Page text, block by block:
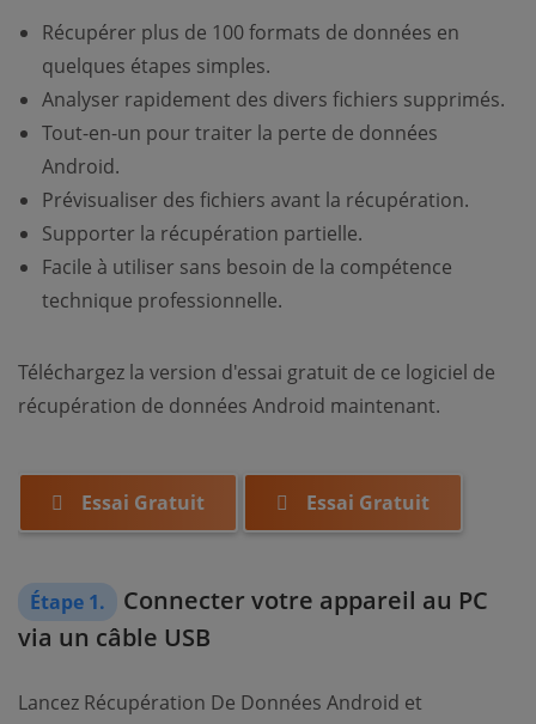
Récupérer plus de 100 formats de données en
quelques étapes simples.
Analyser rapidement des divers fichiers supprimés.
Tout-en-un pour traiter la perte de données
Android.
Prévisualiser des fichiers avant la récupération.
Supporter la récupération partielle.
Facile à utiliser sans besoin de la compétence
technique professionnelle.
Téléchargez la version d'essai gratuit de ce logiciel de
récupération de données Android maintenant.
Essai Gratuit Essai Gratuit
Étape 1.
Connecter votre appareil au PC
via un câble USB
Lancez Récupération De Données Android et